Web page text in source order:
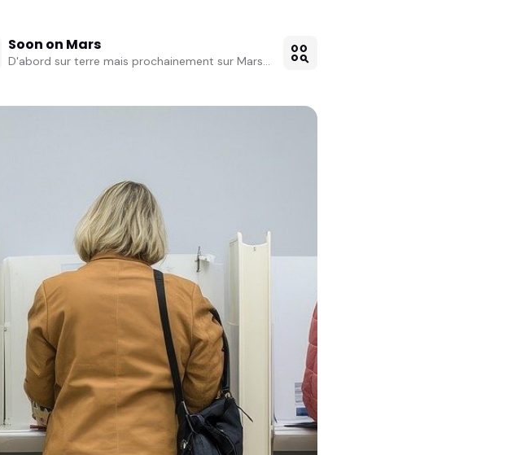
Soon on Mars
D'abord sur terre mais prochainement sur Mars... action_key